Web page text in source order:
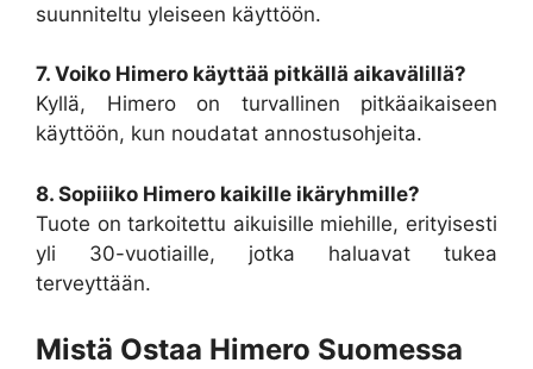
suunniteltu yleiseen käyttöön.
7. Voiko Himero käyttää pitkällä aikavälillä?
Kyllä, Himero on turvallinen pitkäaikaiseen
käyttöön, kun noudatat annostusohjeita.
8. Sopiiiko Himero kaikille ikäryhmille?
Tuote on tarkoitettu aikuisille miehille, erityisesti
yli 30-vuotiaille, jotka haluavat tukea
terveyttään.
Mistä Ostaa Himero Suomessa